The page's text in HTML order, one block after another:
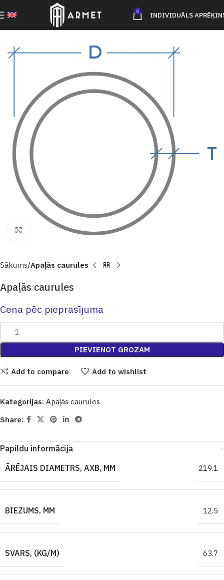
0 INDIVIDUĀLS
Click to enlarge
Sākums Apaļās caurules
Apaļās caurules
Cena pēc pieprasījuma
PIEVIENOT GROZAM
Add to compare Add to wishlist
Kategorijas: Apaļās caurules
Share:
Papildu informācija
ĀRĒJAIS DIAMETRS, AXB, MM
219.1
BIEZUMS, MM 12.5
SVARS, (KG/M) 63.7